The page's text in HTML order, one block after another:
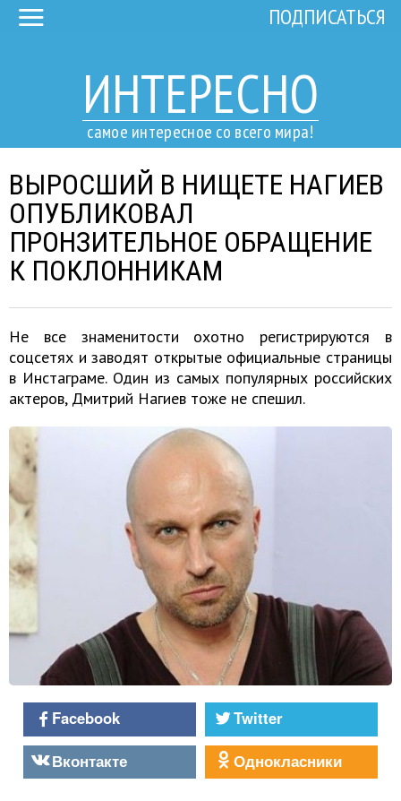
ИНТЕРЕСНО
самое интересное со всего мира!
ПОДПИСАТЬСЯ
ВЫРОСШИЙ В НИЩЕТЕ НАГИЕВ
ОПУБЛИКОВАЛ
ПРОНЗИТЕЛЬНОЕ ОБРАЩЕНИЕ
К ПОКЛОННИКАМ
Не все знаменитости охотно регистрируются в
соцсетях и заводят открытые официальные страницы
в Инстаграме. Один из самых популярных российских
актеров, Дмитрий Нагиев тоже не спешил.
Facebook
Twitter
Вконтакте
Однокласники